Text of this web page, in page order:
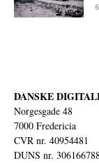
DANSKE
Norgesgade 48
7000 Fredericia
CVR nr. 40954481
DUNS nr.